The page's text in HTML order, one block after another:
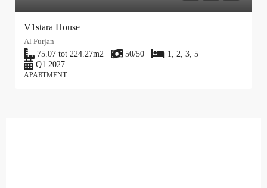
V1stara House
Al Furjan
75.07 tot 224.27m2 50/50
1, 2, 3, 5
Q1 2027
APARTMENT